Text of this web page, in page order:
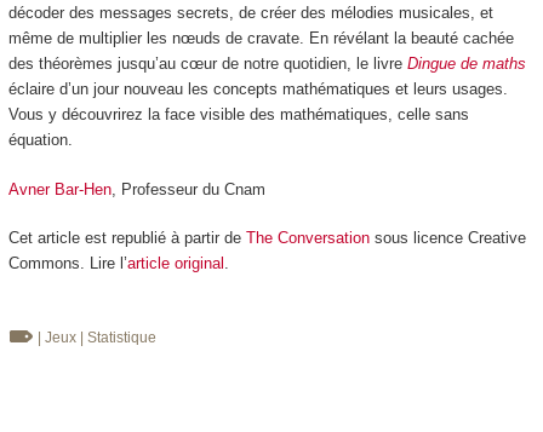
décoder des messages secrets, de créer des mélodies musicales, et
même de multiplier les nœuds de cravate. En révélant la beauté cachée
des théorèmes jusqu’au cœur de notre quotidien, le livre Dingue de maths
éclaire d’un jour nouveau les concepts mathématiques et leurs usages.
Vous y découvrirez la face visible des mathématiques, celle sans
équation.
Avner Bar-Hen, Professeur du Cnam
Cet article est republié à partir de The Conversationsous licence Creative
Commons. Lire l’article original .
| Jeux | Statistique